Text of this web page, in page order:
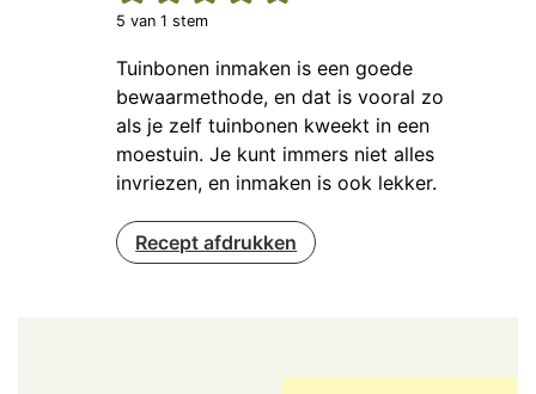
5 van 1 stem
Tuinbonen inmaken is een goede
bewaarmethode, en dat is vooral zo
als je zelf tuinbonen kweekt in een
moestuin. Je kunt immers niet alles
invriezen, en inmaken is ook lekker.
Recept afdrukken